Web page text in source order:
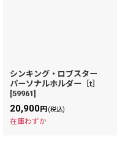
シンキング・ロブスター
パーソナルホルダー［t］
[59961]
20,900円(税込)
在庫わずか